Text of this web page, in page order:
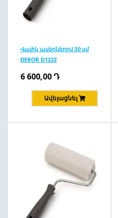
Վալիկ ասեղներով 30 սմ
DEKOR D1222
6 600,00Դ
Ավելացնել